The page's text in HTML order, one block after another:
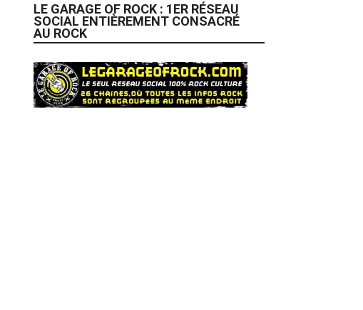
LE GARAGE OF ROCK : 1ER RÉSEAU
SOCIAL ENTIÈREMENT CONSACRÉ
AU ROCK